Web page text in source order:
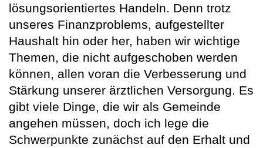
lösungsorientiertes Handeln. Denn trotz
unseres Finanzproblems, aufgestellter
Haushalt hin oder her, haben wir wichtige
Themen, die nicht aufgeschoben werden
können, allen voran die Verbesserung und
Stärkung unserer ärztlichen Versorgung. Es
gibt viele Dinge, die wir als Gemeinde
angehen müssen, doch ich lege die
Schwerpunkte zunächst auf den Erhalt und